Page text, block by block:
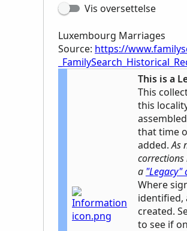
Vis oversettelse
Luxembourg Marriages
Source: https://
This is a
This
this
that time
added.As
a "Legacy"
Where
identified,
created.
to see if